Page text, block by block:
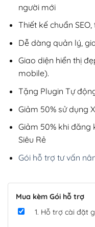
người mới
Thiết kế chuẩn
Dễ dàng quản lý,
Giao diện hiển thị
mobile).
Tặng Plugin Tự
Giảm 50% sử dụng
Giảm 50% khi đăng
Siêu Rẻ
Gói hỗ trợ tư vấn
Mua kèm Gói hỗ trợ
1. Hỗ trợ cài đặt